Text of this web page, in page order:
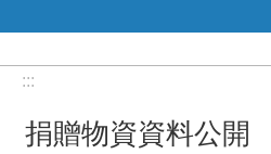
:::
捐贈物資資料公開